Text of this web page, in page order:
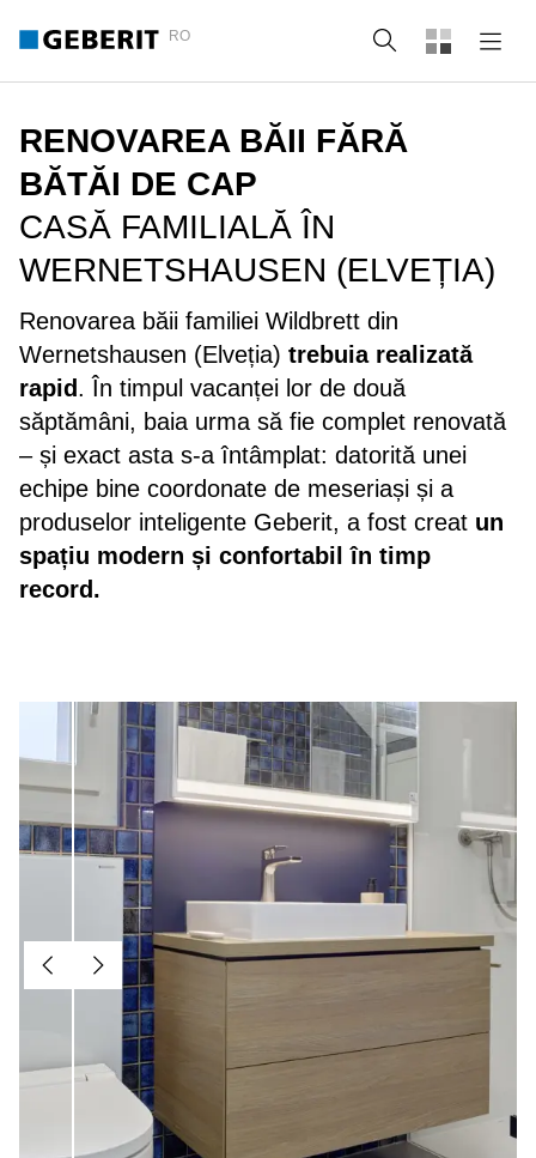
RO Căutare
RENOVAREA BĂII FĂRĂ
BĂTĂI DE CAP
CASĂ FAMILIALĂ ÎN
WERNETSHAUSEN (ELVEȚIA)
Renovarea băii familiei Wildbrett din
Wernetshausen (Elveția) trebuia realizată
rapid. În timpul vacanței lor de două
săptămâni, baia urma să fie complet renovată
– și exact asta s-a întâmplat: datorită unei
echipe bine coordonate de meseriași și a
produselor inteligente Geberit, a fost creat un
spațiu modern și confortabil în timp
record.